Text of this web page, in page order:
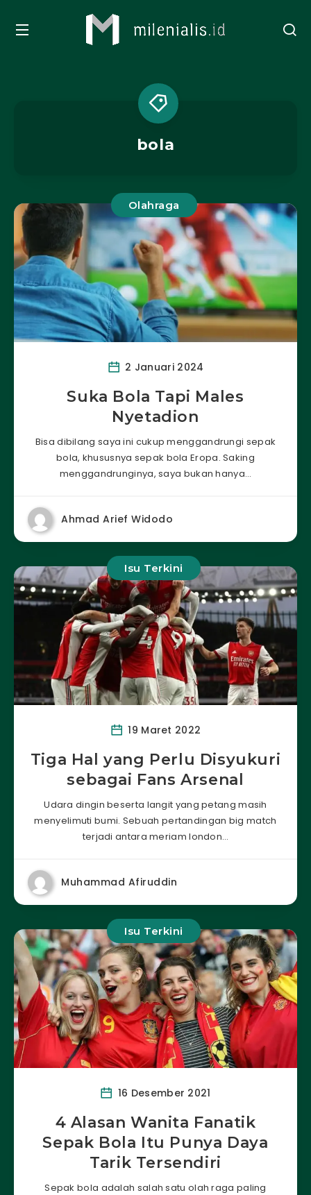
bola
Olahraga
2 Januari 2024
Suka Bola Tapi Males
Nyetadion
Bisa dibilang saya ini cukup menggandrungi sepak
bola, khususnya sepak bola Eropa. Saking
menggandrunginya, saya bukan hanya…
Ahmad Arief Widodo
Isu Terkini
19 Maret 2022
Tiga Hal yang Perlu Disyukuri
sebagai Fans Arsenal
Udara dingin beserta langit yang petang masih
menyelimuti bumi. Sebuah pertandingan big match
terjadi antara meriam london…
Muhammad Afiruddin
Isu Terkini
16 Desember 2021
4 Alasan Wanita Fanatik
Sepak Bola Itu Punya Daya
Tarik Tersendiri
Sepak bola adalah salah satu olah raga paling